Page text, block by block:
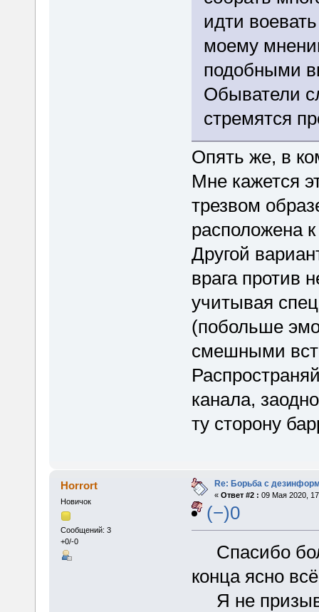
идти
моему
подобными
Обыватели
стремятся
Опять же, в
Мне кажется
трезвом
расположена
Другой
врага против
учитывая
(побольше
смешными
канала,
ту сторону
Horrort
Новичок
Сообщений: 3
+0/-0
Re: Борьба с
« Ответ #2 : 09 Мая 2020,
(−)0
Спасибо
конца ясно
Я не